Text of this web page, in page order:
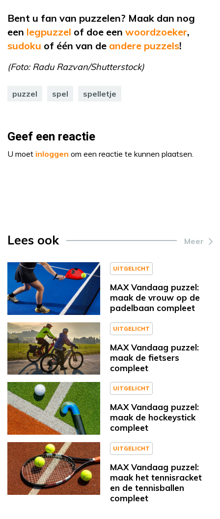
Bent u fan van puzzelen? Maak dan nog
een legpuzzel of doe een woordzoeker,
sudoku of één van de andere puzzels!
(Foto: Radu Razvan/Shutterstock)
puzzel spel spelletje
Geef een reactie
U moet inloggen om een reactie te kunnen plaatsen.
Lees ook Meer
UITGELICHT
MAX Vandaag puzzel:
maak de vrouw op de
padelbaan compleet
UITGELICHT
MAX Vandaag puzzel:
maak de fietsers
compleet
UITGELICHT
MAX Vandaag puzzel:
maak de hockeystick
compleet
UITGELICHT
MAX Vandaag puzzel:
maak het tennisracket
en de tennisballen
compleet